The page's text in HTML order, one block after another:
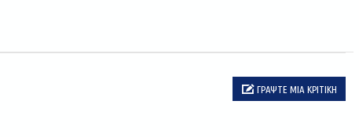
ΓΡΆΨΤΕ ΜΙΑ ΚΡΙΤΙΚΉ